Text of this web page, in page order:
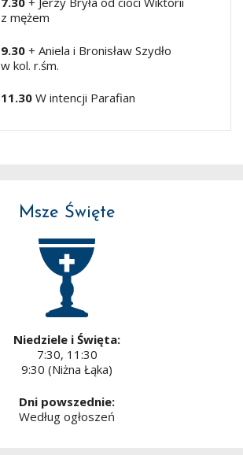
z mężem
9.30 + Aniela i Bronisław Szydło
w kol. r.śm.
11.30 W intencji Parafian
Msze Święte
Niedziele i Święta:
7:30, 11:30
9:30 (Niżna Łąka)
Dni powszednie:
Według ogłoszeń